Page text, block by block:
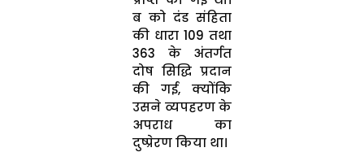
ब को दंड संहिता
की धारा 109 तथा
363 के अंतर्गत
दोष सिद्धि प्रदान
की गई, क्योंकि
उसने व्यपहरण के
अपराध का
दुष्प्रेरण किया था।